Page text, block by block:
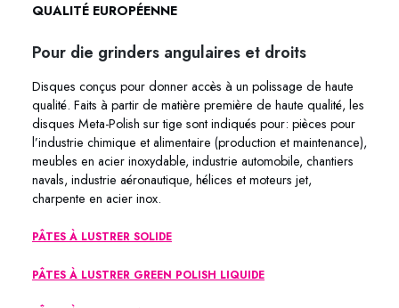
QUALITÉ EUROPÉENNE
Pour die grinders angulaires et droits
Disques conçus pour donner accès à un polissage de haute
qualité. Faits à partir de matière première de haute qualité, les
disques Meta-Polish sur tige sont indiqués pour: pièces pour
l’industrie chimique et alimentaire (production et maintenance),
meubles en acier inoxydable, industrie automobile, chantiers
navals, industrie aéronautique, hélices et moteurs jet,
charpente en acier inox.
PÂTES À LUSTRER SOLIDE
PÂTES À LUSTRER GREEN POLISH LIQUIDE